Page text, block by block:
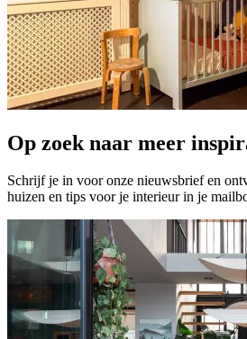
Op zoek naar meer
Schrijf je in voor onze nieuwsbrief en
huizen en tips voor je interieur in je